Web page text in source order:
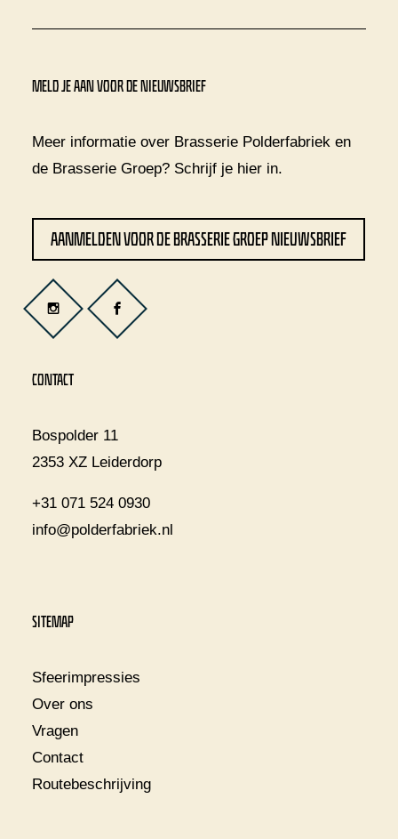
MELD JE AAN VOOR DE NIEUWSBRIEF
Meer informatie over Brasserie Polderfabriek en
de Brasserie Groep? Schrijf je hierin.
AANMELDEN VOOR DE BRASSERIE GROEP NIEUWSBRIEF
CONTACT
Bospolder 11
2353 XZ Leiderdorp
+31 071 524 0930
info@polderfabriek.nl
SITEMAP
Sfeerimpressies
Over ons
Vragen
Contact
Routebeschrijving